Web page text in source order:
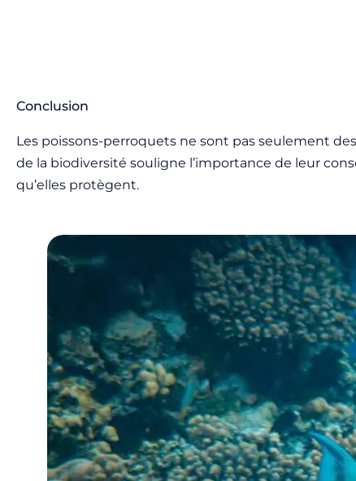
Conclusion
Les poissons-perroquets ne sont pas seulement
de la biodiversité souligne l’importance de leur
qu’elles protègent.